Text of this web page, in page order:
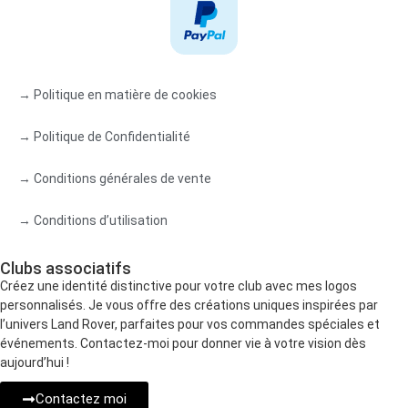
→ Politique en matière de cookies
→ Politique de Confidentialité
→ Conditions générales de vente
→ Conditions d’utilisation
Clubs associatifs
Créez une identité distinctive pour votre club avec mes logos
personnalisés. Je vous offre des créations uniques inspirées par
l’univers Land Rover, parfaites pour vos commandes spéciales et
événements. Contactez-moi pour donner vie à votre vision dès
aujourd’hui !
Contactez moi